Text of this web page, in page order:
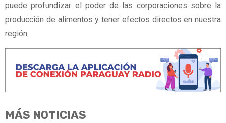
puede profundizar el poder de las corporaciones sobre la
producción de alimentos y tener efectos directos en nuestra
región.
MÁS NOTICIAS